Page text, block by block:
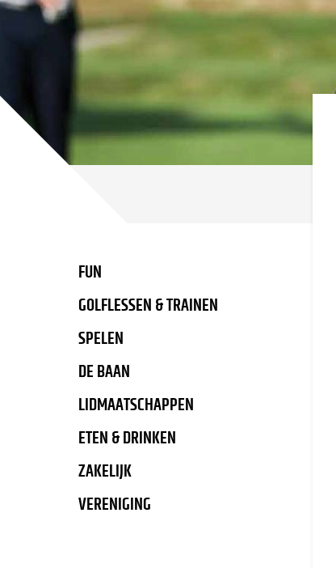
FUN
GOLFLESSEN & TRAINEN
SPELEN
DE BAAN
LIDMAATSCHAPPEN
ETEN & DRINKEN
ZAKELIJK
VERENIGING